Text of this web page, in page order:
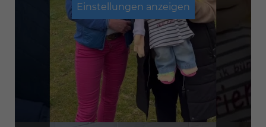
Einstellungen anzeigen